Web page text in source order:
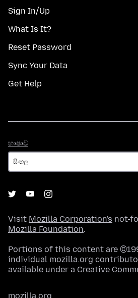
Sign In/Up
What Is It?
Reset Password
Sync Your Data
Get Help
භාෂාව
Visit Mozilla Corporation's not-
Mozilla Foundation.
Portions of this content are
individual mozilla.org
available under a Creative
mozilla.org